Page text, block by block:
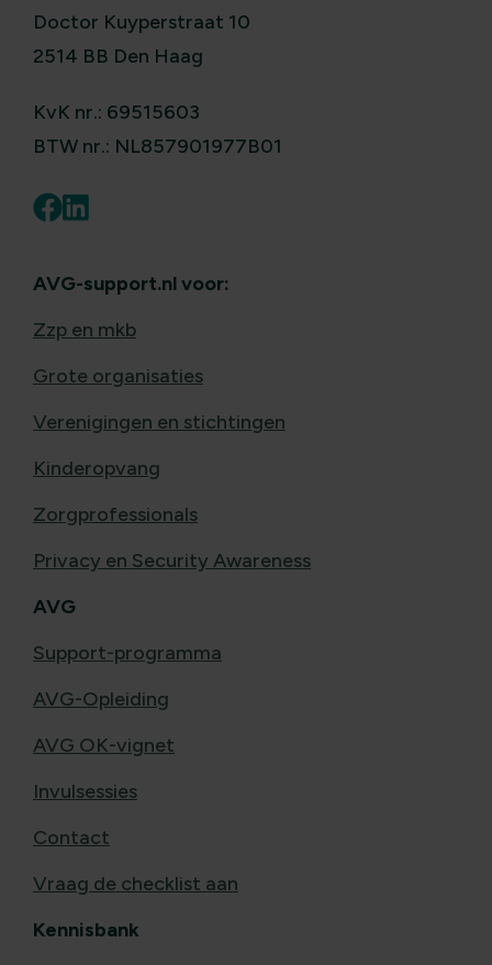
Doctor Kuyperstraat 10
2514 BB Den Haag
KvK nr.: 69515603
BTW nr.: NL857901977B01
AVG-support.nl voor:
Zzp en mkb
Grote organisaties
Verenigingen en stichtingen
Kinderopvang
Zorgprofessionals
Privacy en Security Awareness
AVG
Support-programma
AVG-Opleiding
AVG OK-vignet
Invulsessies
Contact
Vraag de checklist aan
Kennisbank